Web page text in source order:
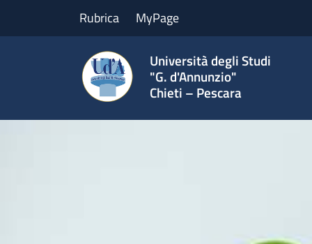
Rubrica MyPage
Università degli Studi
"G. d'Annunzio"
Chieti – Pescara